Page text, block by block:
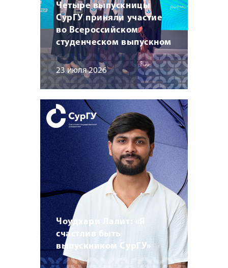
Четыре выпускницы
СурГУ приняли участие
во Всероссийском
студенческом выпускном
23 июля 2026
Чоудхари Лалит: «Я
счастлив быть
выпускником СурГУ»